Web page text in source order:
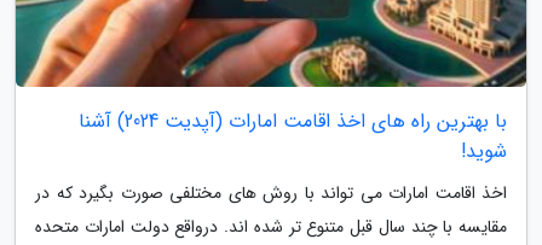
با بهترین راه های اخذ اقامت امارات (آپدیت 2024) آشنا
شوید!
اخذ اقامت امارات می تواند با روش های مختلفی صورت بگیرد که در
مقایسه با چند سال قبل متنوع تر شده اند. درواقع دولت امارات متحده